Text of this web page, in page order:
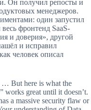
Он получил репосты и
менеджеров.
один запустил
фронтенд SaaS-
и доверия», другой
и исправил
человек описал
… But here is what the
works great until it doesn’t.
a massive security flaw or